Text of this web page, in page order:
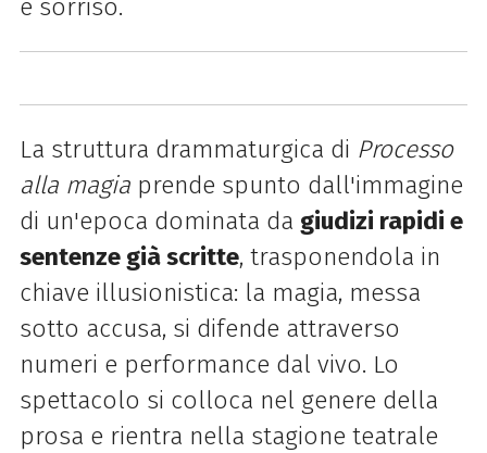
e sorriso.
La struttura drammaturgica di Processo
alla magiaprende spunto dall'immagine
di un'epoca dominata da giudizi rapidi e
sentenze già scritte, trasponendola in
chiave illusionistica: la magia, messa
sotto accusa, si difende attraverso
numeri e performance dal vivo. Lo
spettacolo si colloca nel genere della
prosa e rientra nella stagione teatrale